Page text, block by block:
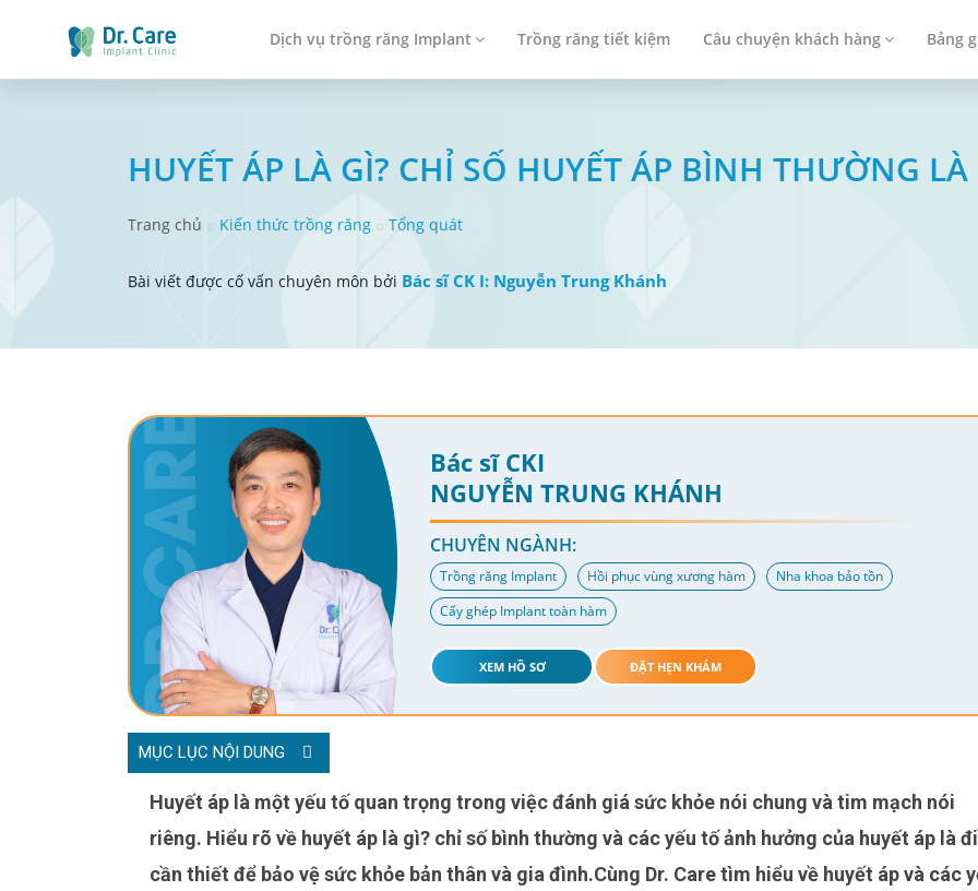
Dịch vụ trồng răng Implant Trồng răng tiết kiệm Câu chuyện khách hàng Bảng
HUYẾT ÁP LÀ GÌ? CHỈ SỐ HUYẾT ÁP BÌNH THƯỜNG
Trang chủ Kiến thức trồng răng Tổng quát
Bài viết được cố vấn chuyên môn bởi Bác sĩ CK I: Nguyễn Trung Khánh
Bác sĩ CKI
NGUYỄN TRUNG KHÁNH
CHUYÊN NGÀNH:
Trồng răng Implant Hồi phục vùng xương hàm
Nha khoa bảo tồn
Cấy ghép Implant toàn hàm
XEM HỒ SƠ ĐẶT HẸN KHÁM
MỤC LỤC NỘI DUNG
Huyết áp là một yếu tố quan trọng trong việc đánh giá sức khỏe nói chung và tim mạch nói
riêng. Hiểu rõ về huyết áp là gì? chỉ số bình thường và các yếu tố ảnh hưởng của huyết áp là
cần thiết để bảo vệ sức khỏe bản thân và gia đình.Cùng Dr. Care tìm hiểu về huyết áp và các